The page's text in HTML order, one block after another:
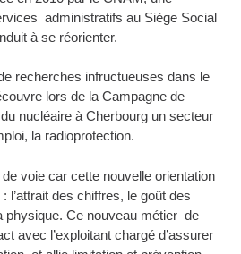
administratifs au Siège Social
à se réorienter.
recherches infructueuses dans le
lors de la Campagne de
nucléaire à Cherbourg un secteur
la radioprotection.
voie car cette nouvelle orientation
l’attrait des chiffres, le goût des
physique. Ce nouveau métier de
avec l’exploitant chargé d’assurer